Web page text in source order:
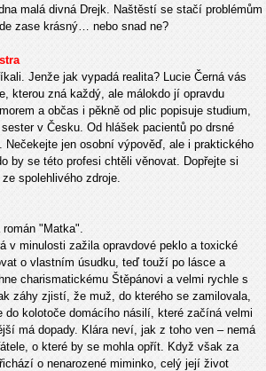
malá divná Drejk. Naštěstí se stačí problémům
zase krásný… nebo snad ne?
Jenže jak vypadá realita? Lucie Černá vás
kterou zná každý, ale málokdo jí opravdu
a občas i pěkně od plic popisuje studium,
v Česku. Od hlášek pacientů po drsné
Nečekejte jen osobní výpověď, ale i praktického
by se této profesi chtěli věnovat. Dopřejte si
spolehlivého zdroje.
román "Matka".
v minulosti zažila opravdové peklo a toxické
o vlastním úsudku, teď touží po lásce a
charismatickému Štěpánovi a velmi rychle s
záhy zjistí, že muž, do kterého se zamilovala,
do kolotoče domácího násilí, které začíná velmi
má dopady. Klára neví, jak z toho ven – nemá
o které by se mohla opřít. Když však za
o nenarozené miminko, celý její život